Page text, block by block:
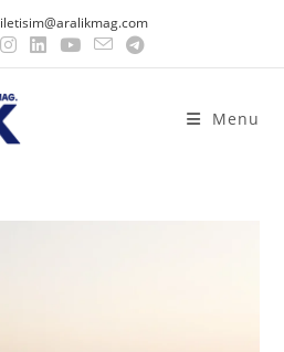
iletisim@aralikmag.com
Menu